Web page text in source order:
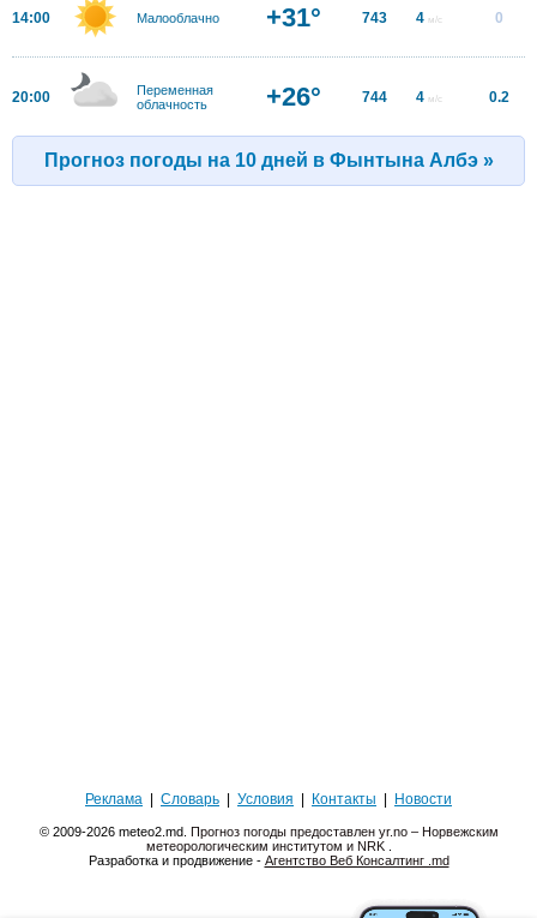
14:00 Малооблачно +31° 743 4 м/с 0
20:00
Переменная
облачность
+26° 744 4 м/с 0.2
Прогноз погоды на 10 дней в Фынтына Албэ »
Реклама Словарь Условия Контакты Новости
© 2009-2026 meteo2.md. Прогноз погоды предоставлен yr.no – Норвежским
метеорологическим институтом и NRK .
Разработка и продвижение - Агентство Веб Консалтинг .md